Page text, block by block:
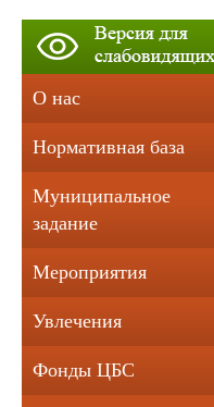
О нас
Нормативная база
Муниципальное
задание
Мероприятия
Увлечения
Фонды ЦБС